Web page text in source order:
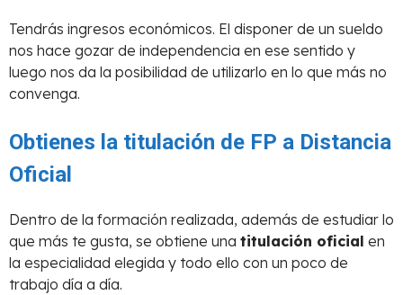
Tendrás ingresos económicos. El disponer de un sueldo
nos hace gozar de independencia en ese sentido y
luego nos da la posibilidad de utilizarlo en lo que más no
convenga.
Obtienes la titulación de FP a Distancia
Oficial
Dentro de la formación realizada, además de estudiar lo
que más te gusta, se obtiene una titulación oficial en
la especialidad elegida y todo ello con un poco de
trabajo día a día.